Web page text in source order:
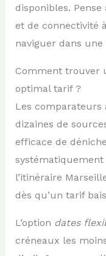
disponibles.
et de connectivité
naviguer dans
Comment trouver
optimal tarif ?
Les comparateurs
dizaines de
efficace de
systématiquement
l’itinéraire
dès qu’un tarif
L’option dates
créneaux les